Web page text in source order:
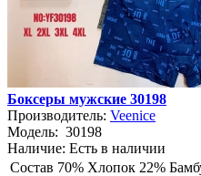
Боксеры мужские 30198
Производитель: Veenice
Модель: 30198
Наличие: Есть в наличии
Состав 70% Хлопок 22%